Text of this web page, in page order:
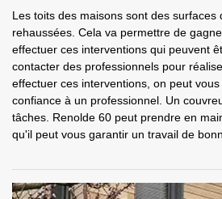
Les toits des maisons sont des surfaces
rehaussées. Cela va permettre de
effectuer ces interventions qui peuvent
contacter des professionnels pour
effectuer ces interventions, on peut
confiance à un professionnel. Un
tâches. Renolde 60 peut prendre en
qu'il peut vous garantir un travail de